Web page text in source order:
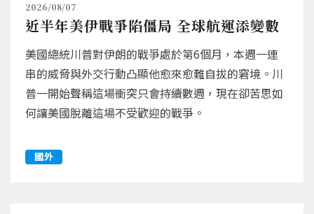
2026/08/07
近半年美伊戰爭陷僵局 全球航運添變數
美國總統川普對伊朗的戰爭處於第6個月，本週一連
串的威脅與外交行動凸顯他愈來愈難自拔的窘境。川
普一開始聲稱這場衝突只會持續數週，現在卻苦思如
何讓美國脫離這場不受歡迎的戰爭。
國外